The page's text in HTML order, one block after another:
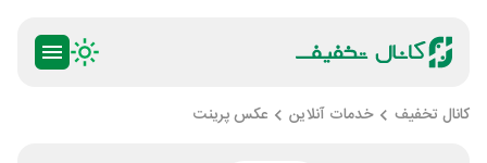
کانال تخفیف خدمات آنلاین عکس پرینت